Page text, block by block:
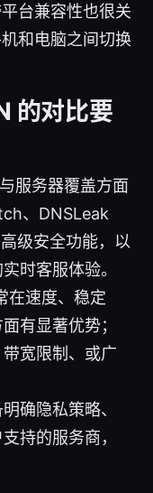
台兼容性也很关
和电脑之间切换
的对比要
服务器覆盖方面
、DNSLeak
级安全功能，以
时客服体验。
在速度、稳定
有显著优势；
宽限制、或广
确隐私策略、
持的服务商，